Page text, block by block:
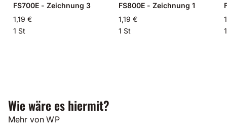
FS700E - Zeichnung 3
1,19 €
1 St
FS800E - Zeichnung 1
1,19 €
1 St
Wie wäre es hiermit?
Mehr von WP